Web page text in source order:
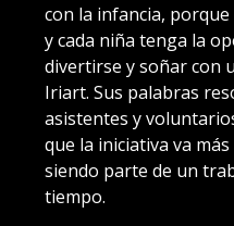
con la infancia,
y cada niña tenga la
divertirse y soñar con
Iriart. Sus palabras
asistentes y
que la iniciativa va
siendo parte de un
tiempo.